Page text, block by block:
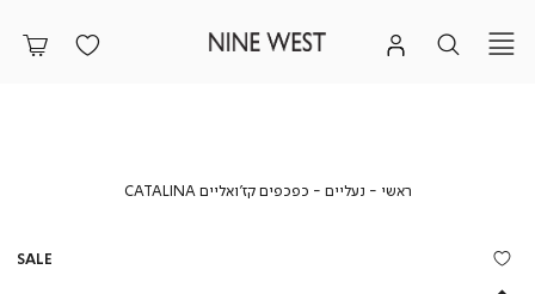
ראשי ראשי
נעליים נעליים
כפכפים קז’ואליים CATALINA
SALE